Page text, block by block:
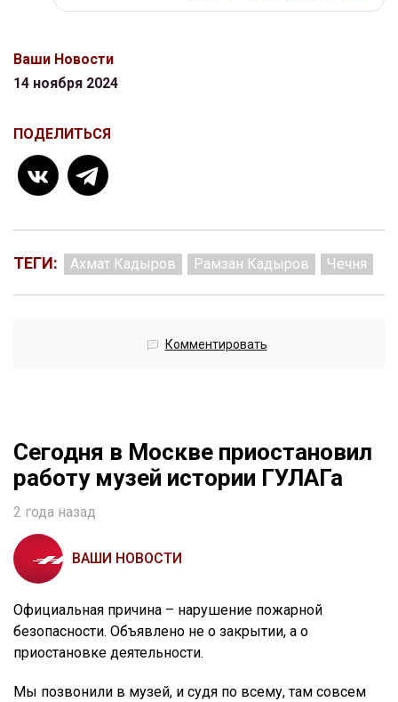
Ваши Новости
14 ноября 2024
ПОДЕЛИТЬСЯ
ТЕГИ: Ахмат Кадыров Рамзан Кадыров Чечня
Комментировать
Сегодня в Москве приостановил
работу музей истории ГУЛАГа
2 года назад
ВАШИ НОВОСТИ
Официальная причина – нарушение пожарной
безопасности. Объявлено не о закрытии, а о
приостановке деятельности.
Мы позвонили в музей, и судя по всему, там совсем